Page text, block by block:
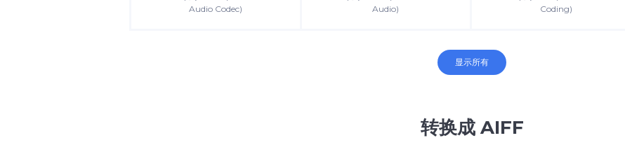
Audio Codec)
Audio)
Coding)
显示所有
转换成 AIFF